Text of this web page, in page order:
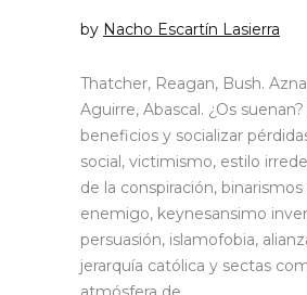
by Nacho Escartín Lasierra
Thatcher, Reagan, Bush.
Aguirre, Abascal. ¿Os
beneficios y socializar
social, victimismo, estilo
de la conspiración,
enemigo, keynesansimo
persuasión, islamofobia,
jerarquía católica y sectas